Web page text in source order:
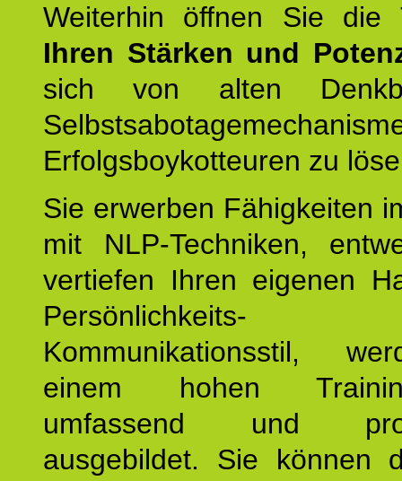
Weiterhin öffnen Sie
Ihren Stärken und
sich von alten
Erfolgsboykotteuren zu
Sie erwerben Fähigkeiten
mit NLP-Techniken,
vertiefen Ihren eigenen
Kommunikationsstil,
einem hohen
umfassend und
ausgebildet. Sie können